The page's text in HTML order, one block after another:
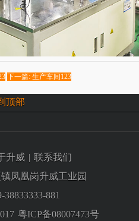
下一篇: 生产车间123
顶部
升威 | 联系我们
凤凰岗升威工业园
38833333-881
粤ICP备08007473号